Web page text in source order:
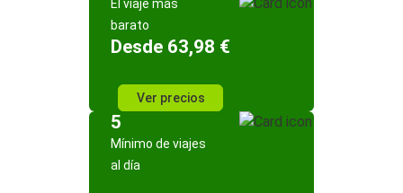
El viaje más
barato
Desde 63,98 €
Ver precios
5
Mínimo de viajes
al día